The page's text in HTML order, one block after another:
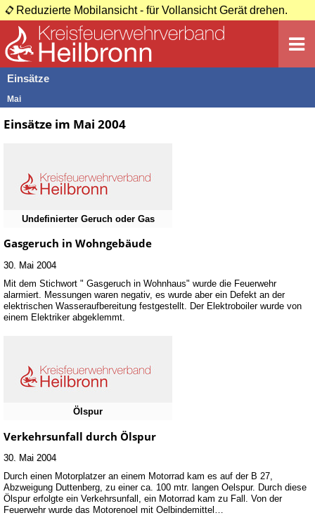
Reduzierte Mobilansicht - für Vollansicht Gerät drehen.
Einsätze
Mai
Einsätze im Mai 2004
Undefinierter Geruch oder Gas
Gasgeruch in Wohngebäude
30. Mai 2004
Mit dem Stichwort " Gasgeruch in Wohnhaus" wurde die Feuerwehr
alarmiert. Messungen waren negativ, es wurde aber ein Defekt an der
elektrischen Wasseraufbereitung festgestellt. Der Elektroboiler wurde von
einem Elektriker abgeklemmt.
Ölspur
Verkehrsunfall durch Ölspur
30. Mai 2004
Durch einen Motorplatzer an einem Motorrad kam es auf der B 27,
Abzweigung Duttenberg, zu einer ca. 100 mtr. langen Oelspur. Durch diese
Ölspur erfolgte ein Verkehrsunfall, ein Motorrad kam zu Fall. Von der
Feuerwehr wurde das Motorenoel mit Oelbindemittel…